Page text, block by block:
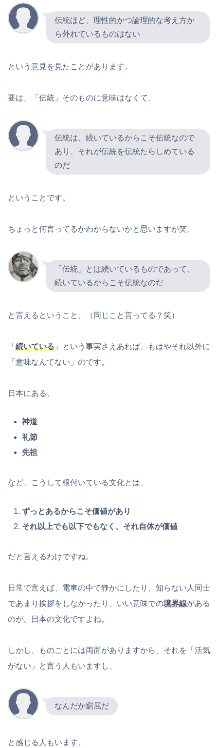
伝統ほど、理性的かつ論理的な考え方か
ら外れているものはない
という意見を見たことがあります。
要は、「伝統」そのものに意味はなくて、
伝統は、続いているからこそ伝統なので
あり、それが伝統を伝統たらしめている
のだ
ということです。
ちょっと何言ってるかわからないかと思いますが笑、
「伝統」とは続いているものであって、
続いているからこそ伝統なのだ
と言えるということ。（同じこと言ってる？笑）
「 続いている 」という事実さえあれば、もはやそれ以外に
「意味なんてない」のです。
日本にある、
神道
礼節
先祖
など、こうして根付いている文化とは、
ずっとあるからこそ価値があり
それ以上でも以下でもなく、それ自体が価値
だと言えるわけですね。
日常で言えば、電車の中で静かにしたり、知らない人同士
であまり挨拶をしなかったり、いい意味での境界線がある
のが、日本の文化ですよね。
しかし、ものごとには両面がありますから、それを「活気
がない」と言う人もいますし、
なんだか窮屈だ
と感じる人もいます。